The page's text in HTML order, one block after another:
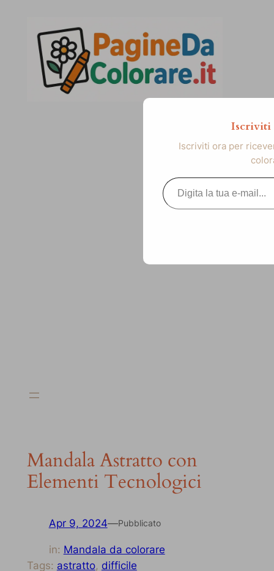
contenuto
Mandala Astratto con
Elementi Tecnologici
Apr 9, 2024—Pubblicato
in: Mandala da colorare
Tags: astratto, difficile
Iscriviti
Iscriviti ora per
Digita la tua e-mail...